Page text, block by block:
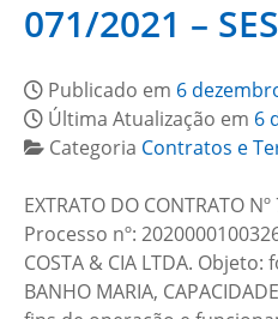
071/2021 –
Publicado em 6
Última Atualização em 6
Categoria Contratos e
EXTRATO DO CONTRATO
Processo nº:
COSTA & CIA LTDA.
BANHO MARIA,